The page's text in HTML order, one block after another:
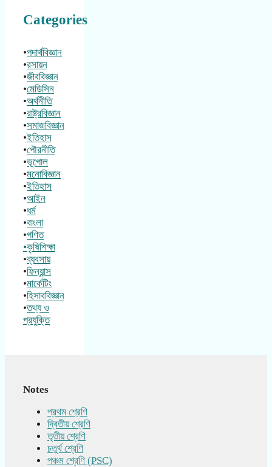
Categories
•পদার্থবিজ্ঞান
•রসায়ন
•জীববিজ্ঞান
•মেডিসিন
•অর্থনীতি
•রাষ্ট্রবিজ্ঞান
•সমাজবিজ্ঞান
•ইতিহাস
•পৌরনীতি
•ভূগোল
•মনোবিজ্ঞান
•ইতিহাস
•আইন
•ধর্ম
•বাংলা
•গণিত
•কৃষিশিক্ষা
•ব্যবসায়
•ফিন্যান্স
•মার্কেটিং
•হিসাববিজ্ঞান
•তথ্য ও
প্রযুক্তি
Notes
প্রথম শ্রেণি
দ্বিতীয় শ্রেণি
তৃতীয় শ্রেণি
চতুর্থ শ্রেণি
পঞ্চম শ্রেণি (PSC)